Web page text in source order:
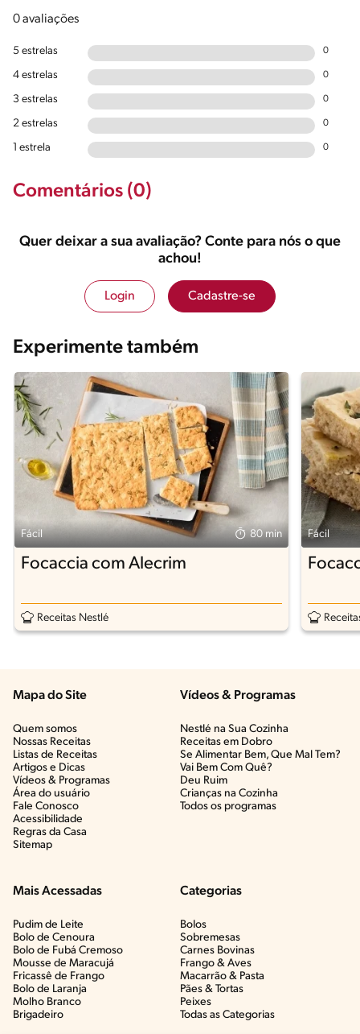
0 avaliações
5 estrelas 0
4 estrelas 0
3 estrelas 0
2 estrelas 0
1 estrela 0
Comentários (0)
Quer deixar a sua avaliação? Conte para nós o que
achou!
Login Cadastre-se
Experimente também
Fácil 80 min
Focaccia com Alecrim
Receitas Nestlé
Fácil
Mapa do Site
Quem somos
Nossas Receitas
Listas de Receitas​
Artigos e Dicas​
Vídeos & Programas​
Área do usuário
Fale Conosco
Acessibilidade
Regras da Casa
Sitemap
Vídeos & Programas​
Nestlé na Sua Cozinha
Receitas em Dobro
Se Alimentar Bem, Que Mal Tem?​
Vai Bem Com Quê?​
Deu Ruim​
Crianças na Cozinha​
Todos os programas
Mais Acessadas
Pudim de Leite
Bolo de Cenoura
Bolo de Fubá Cremoso
Mousse de Maracujá
Fricassê de Frango
Bolo de Laranja
Molho Branco
Brigadeiro
Categorias
Bolos
Sobremesas
Carnes Bovinas​
Frango & Aves​
Macarrão & Pasta​
Pães & Tortas​
Peixes
Todas as Categorias